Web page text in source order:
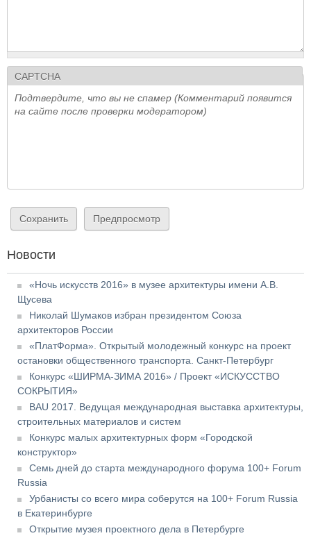
CAPTCHA
Подтвердите, что вы не спамер (Комментарий появится
на сайте после проверки модератором)
Новости
«Ночь искусств 2016» в музее архитектуры имени А.В.
Щусева
Николай Шумаков избран президентом Союза
архитекторов России
«ПлатФорма». Открытый молодежный конкурс на проект
остановки общественного транспорта. Санкт-Петербург
Конкурс «ШИРМА-ЗИМА 2016» / Проект «ИСКУССТВО
СОКРЫТИЯ»
BAU 2017. Ведущая международная выставка архитектуры,
строительных материалов и систем
Конкурс малых архитектурных форм «Городской
конструктор»
Семь дней до старта международного форума 100+ Forum
Russia
Урбанисты со всего мира соберутся на 100+ Forum Russia
в Екатеринбурге
Открытие музея проектного дела в Петербурге